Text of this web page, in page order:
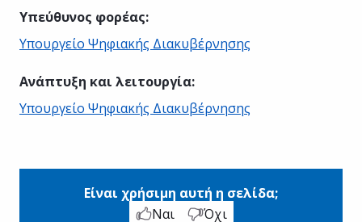
Υπεύθυνος φορέας:
Υπουργείο Ψηφιακής Διακυβέρνησης
Ανάπτυξη και λειτουργία:
Υπουργείο Ψηφιακής Διακυβέρνησης
Είναι χρήσιμη αυτή η σελίδα;
Ναι
Όχι